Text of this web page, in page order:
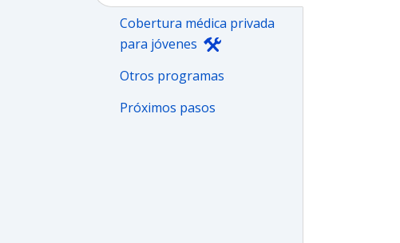
Cobertura médica privada
para jóvenes
Otros programas
Próximos pasos